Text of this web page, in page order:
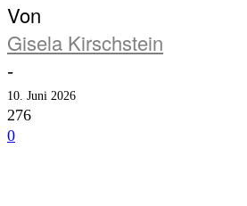
Von
Gisela Kirschstein
-
10. Juni 2026
276
0